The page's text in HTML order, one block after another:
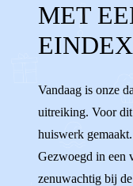
DIPLOMA
STUDIE
DOCENT
HAVO
MET
Vandaag is onze
uitreiking. Voor
huiswerk
Gezwoegd in een
zenuwachtig bij